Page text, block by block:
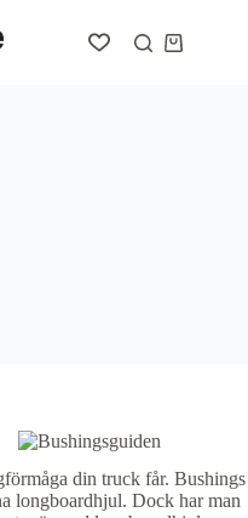
Varukorg
din truck får. Bushings
longboardhjul. Dock har man